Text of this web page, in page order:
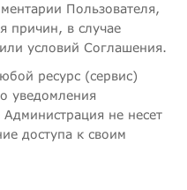
Пользователя,
причин, в случае
условий Соглашения.
ресурс (сервис)
уведомления
не несет
доступа к своим